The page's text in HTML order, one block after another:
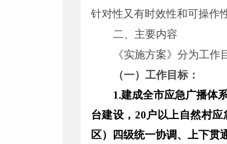
针对性又有时效性和可操作
二、 主要内容
《实施方案》分为工作
（一） 工作目标：
1.建成全市应急广播体系
台建设， 20户以上自然村应
区）
四级统一协调、上下贯